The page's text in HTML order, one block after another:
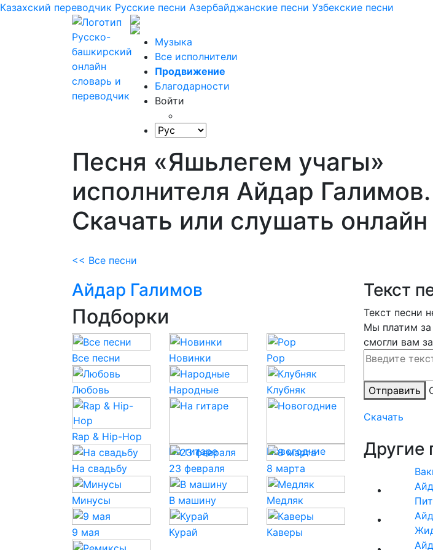
Казахский переводчик Русские песни Азербайджанские песни Узбекские песни
Музыка
Все исполнители
Продвижение
Благодарности
Войти
Песня «Яшьлегем учагы»
исполнителя Айдар Галимов.
Скачать или слушать онлайн
<< Все песни
Текст
Текст песни
Мы платим за
смогли вам
Отправить
Скачать
Другие
Айдар Галимов
Подборки
Все песни Новинки Pop
Любовь Народные Клубняк
Rap & Hip-Hop
На гитаре
Новогодние
На свадьбу
23 февраля 8 марта
Минусы В машину Медляк
9 мая Курай Каверы